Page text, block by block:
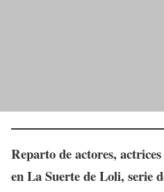
Reparto de actores,
enLa Suerte de Loli, serie